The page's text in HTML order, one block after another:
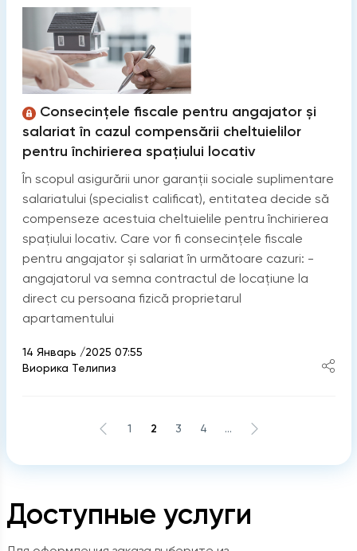
Доступные услуги
Consecințele fiscale pentru angajator și
salariat în cazul compensării cheltuielilor
pentru închirierea spațiului locativ
În scopul asigurării unor garanții sociale suplimentare
salariatului (specialist calificat), entitatea decide să
compenseze acestuia cheltuielile pentru închirierea
spațiului locativ. Care vor fi consecințele fiscale
pentru angajator și salariat în următoare cazuri: -
angajatorul va semna contractul de locațiune la
direct cu persoana fizică proprietarul
apartamentului
14 Январь /2025 07:55
Виорика Телипиз
1 2 3 4 ...